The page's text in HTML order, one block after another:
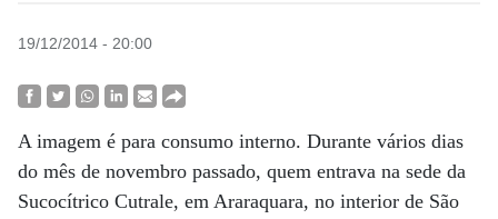
19/12/2014 - 20:00
A imagem é para consumo interno. Durante vários dias
do mês de novembro passado, quem entrava na sede da
Sucocítrico Cutrale, em Araraquara, no interior de São